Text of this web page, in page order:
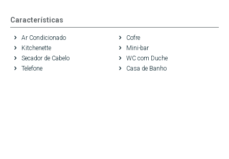
Características
Ar Condicionado
Cofre
Kitchenette
Mini-bar
Secador de Cabelo
WC com Duche
Telefone
Casa de Banho